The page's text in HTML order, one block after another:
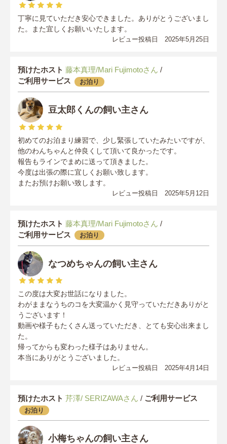
丁寧に見ていただき安心できました。ありがとうございまし
た。また宜しくお願いいたします。
レビュー投稿日 2025年5月25日
預けたホスト 藤本真理/Mari Fujimotoさん /
ご利用サービス
お泊り
豆太郎くんの飼い主さん
初めてのお泊まり練習で、少し緊張していたみたいですが、
他のわんちゃんと仲良くして頂いて良かったです。
報告もラインでまめに送って頂きました。
今度は出張の際に宜しくお願い致します。
またお預けお願い致します。
レビュー投稿日 2025年5月12日
預けたホスト 藤本真理/Mari Fujimotoさん /
ご利用サービス
お泊り
なつめちゃんの飼い主さん
この度は大変お世話になりました。
わがままなうちのコを大変温かく見守っていただきありがと
うございます！
動画や様子もたくさん送っていただき、とても安心出来まし
た。
帰ってからも変わった様子はありません。
本当にありがとうございました。
レビュー投稿日 2025年4月14日
預けたホスト 芹澤/ SERIZAWAさん / ご利用サービス
お泊り
小梅ちゃんの飼い主さん